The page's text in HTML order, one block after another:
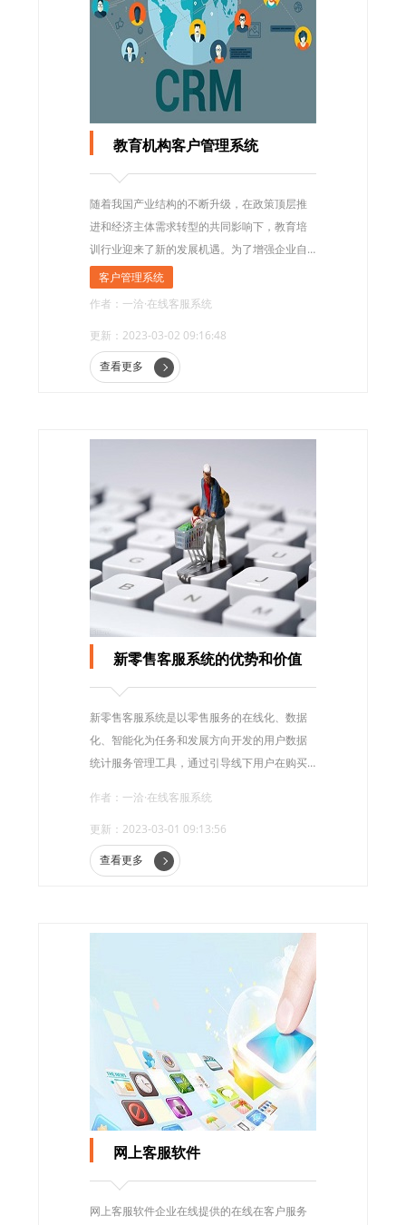
教育机构客户管理系统
随着我国产业结构的不断升级，在政策顶层推
进和经济主体需求转型的共同影响下，教育培
训行业迎来了新的发展机遇。为了增强企业自
身优势，应对发展中遇到的难题，一套合适的
优势，把握发展机遇。
客户管理系统
作者：一洽·在线客服系统
更新：2023-03-02 09:16:48
查看更多
新零售客服系统的优势和价值
新零售客服系统是以零售服务的在线化、数据
化、智能化为任务和发展方向开发的用户数据
统计服务管理工具，通过引导线下用户在购买
用户对于商品数量及种类的选择数据，通过新
零售客服系统进行智能化数据分析，建立大量
准确的用户消费数据模型，优化线下店铺商品
进出库数量帮助提高清库效率。
作者：一洽·在线客服系统
更新：2023-03-01 09:13:56
查看更多
网上客服软件
网上客服软件企业在线提供的在线在客户服务